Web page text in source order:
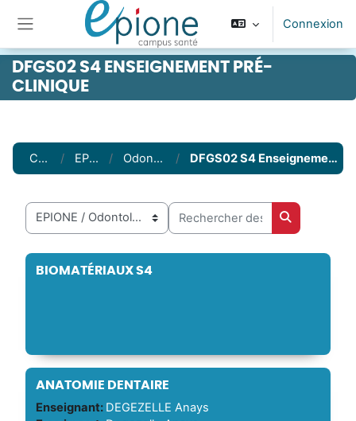
Passer au contenu principal
Panneau latéral
Connexion
DFGS02 S4 ENSEIGNEMENT PRÉ-
CLINIQUE
Cours EPIONE Odontologie DFGS02 S4 Enseignement pré-clinique
Catégories de cours
Rechercher des cours
Rechercher
BIOMATÉRIAUX S4
ANATOMIE DENTAIRE
Enseignant: DEGEZELLE Anays